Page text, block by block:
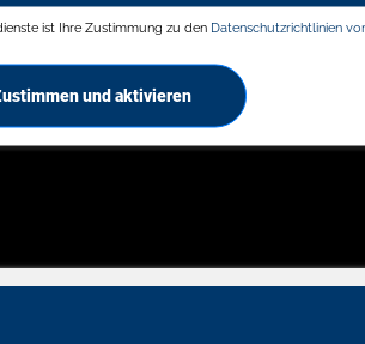
ist Ihre Zustimmung zu den Datenschutzrichtlinien
und aktivieren